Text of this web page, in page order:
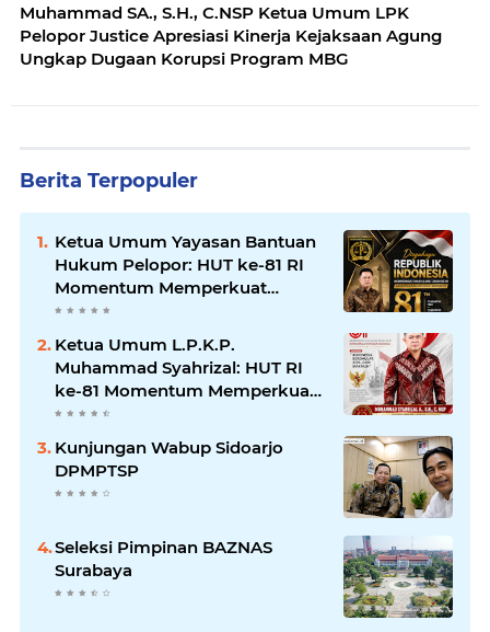
Muhammad SA., S.H., C.NSP Ketua Umum LPK
Pelopor Justice Apresiasi Kinerja Kejaksaan Agung
Ungkap Dugaan Korupsi Program MBG
Berita Terpopuler
Ketua Umum Yayasan Bantuan
Hukum Pelopor: HUT ke-81 RI
Momentum Memperkuat
Keadilan, Persatuan, dan
Ketua Umum L.P.K.P.
Muhammad Syahrizal: HUT RI
ke-81 Momentum Memperkuat
Persatuan dan Keadilan bagi
Seluruh Rakyat Indonesia.
Kunjungan Wabup Sidoarjo
DPMPTSP
Seleksi Pimpinan BAZNAS
Surabaya